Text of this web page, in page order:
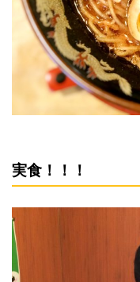
実食！！！